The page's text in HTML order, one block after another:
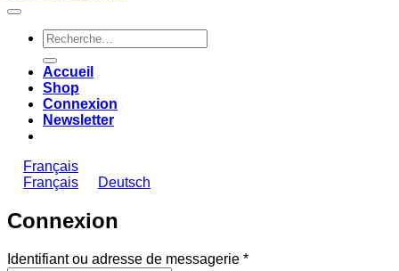
Recherche
pour :
Accueil
Shop
Connexion
Newsletter
Français
Français
Deutsch
Connexion
Identifiant ou adresse de messagerie *Obligatoire